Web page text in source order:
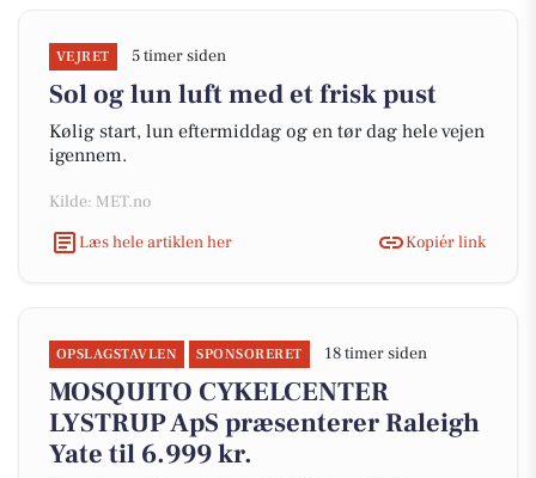
VEJRET 5 timer siden
Sol og lun luft med et frisk pust
Kølig start, lun eftermiddag og en tør dag hele vejen
igennem.
Kilde: MET.no
Læs hele artiklen her
Kopiér link
OPSLAGSTAVLEN SPONSORERET 18 timer siden
MOSQUITO CYKELCENTER
LYSTRUP ApS præsenterer Raleigh
Yate til 6.999 kr.